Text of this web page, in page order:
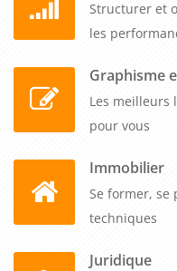
Structurer et
les
Graphisme
Les meilleurs
pour vous
Immobilier
Se former, se
techniques
Juridique